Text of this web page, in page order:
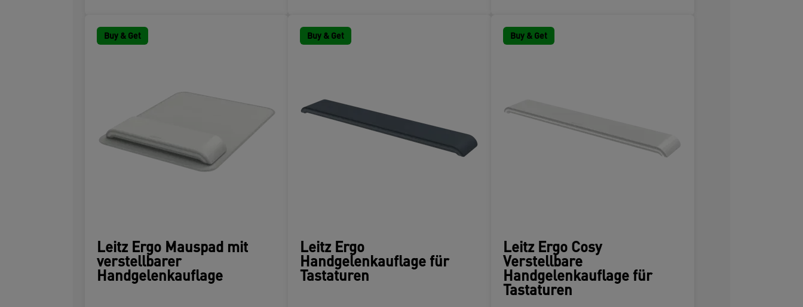
Buy & Get
Leitz Ergo Mauspad mit
verstellbarer
Handgelenkauflage
Buy & Get
Leitz Ergo
Handgelenkauflage für
Tastaturen
Buy & Get
Leitz Ergo Cosy
Verstellbare
Handgelenkauflage für
Tastaturen